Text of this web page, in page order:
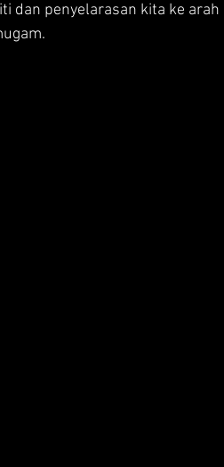
dan penyelarasan kita ke